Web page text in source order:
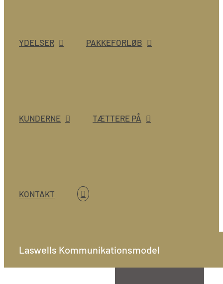
YDELSER PAKKEFORLØB
KUNDERNE TÆTTERE PÅ
KONTAKT
Laswells Kommunikationsmodel